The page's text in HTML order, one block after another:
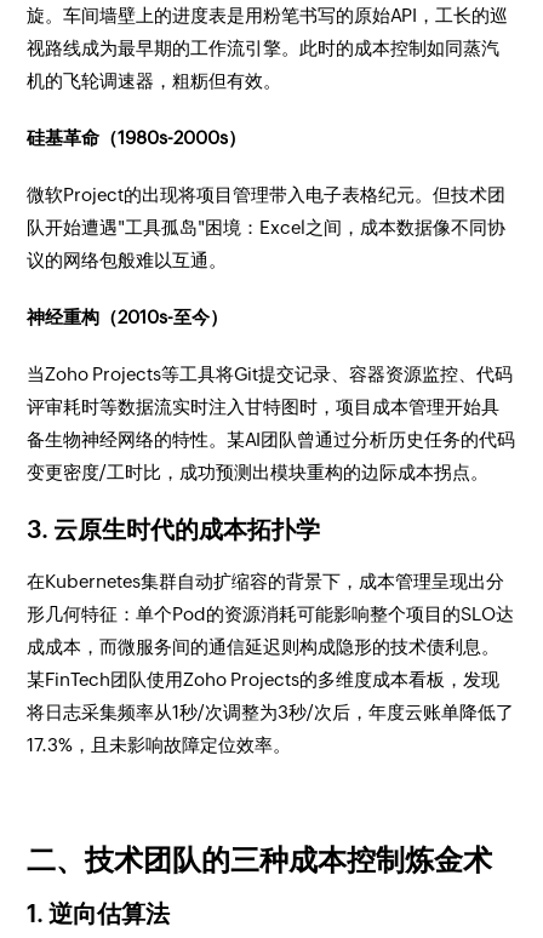
旋。车间墙壁上的进度表是用粉笔书写的原始API，工长的巡
视路线成为最早期的工作流引擎。此时的成本控制如同蒸汽
机的飞轮调速器，粗粝但有效。
硅基革命（1980s-2000s）
微软Project的出现将项目管理带入电子表格纪元。但技术团
队开始遭遇"工具孤岛"困境：Excel之间，成本数据像不同协
议的网络包般难以互通。
神经重构（2010s-至今）
当Zoho Projects等工具将Git提交记录、容器资源监控、代码
评审耗时等数据流实时注入甘特图时，项目成本管理开始具
备生物神经网络的特性。某AI团队曾通过分析历史任务的代码
变更密度/工时比，成功预测出模块重构的边际成本拐点。
3. 云原生时代的成本拓扑学
在Kubernetes集群自动扩缩容的背景下，成本管理呈现出分
形几何特征：单个Pod的资源消耗可能影响整个项目的SLO达
成成本，而微服务间的通信延迟则构成隐形的技术债利息。
某FinTech团队使用Zoho Projects的多维度成本看板，发现
将日志采集频率从1秒/次调整为3秒/次后，年度云账单降低了
17.3%，且未影响故障定位效率。
二、技术团队的三种成本控制炼金术
1. 逆向估算法